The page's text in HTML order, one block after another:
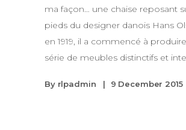
ma façon… une chaise reposant
pieds du designer danois Hans
en 1919, il a commencé à
série de meubles distinctifs et
By rlpadmin 9 December 2015